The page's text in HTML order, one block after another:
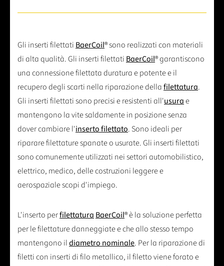
Gli inserti filettati BaerCoil® sono realizzati con materiali
di alta qualità. Gli inserti filettati BaerCoil® garantiscono
una connessione filettata duratura e potente e il
recupero degli scarti nella riparazione dellafilettatura.
Gli inserti filettati sono precisi e resistenti all'usurae
mantengono la vite saldamente in posizione senza
dover cambiare l'inserto filettato. Sono ideali per
riparare filettature spanate o usurate. Gli inserti filettati
sono comunemente utilizzati nei settori automobilistico,
elettrico, medico, delle costruzioni leggere e
aerospaziale scopi d'impiego.
L'inserto perfilettatura BaerCoil® è la soluzione perfetta
per le filettature danneggiate e che allo stesso tempo
mantengono ildiametro nominale. Per la riparazione di
filetti con inserti di filo metallico, il filetto viene forato e